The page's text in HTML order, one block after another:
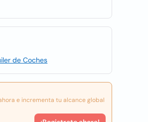
de Coches
e incrementa tu alcance global